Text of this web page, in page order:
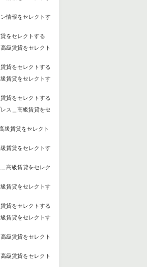
情報をセレクトす
をセレクトする
級賃貸をセレクト
貸をセレクトする
賃貸をセレクトす
貸をセレクトする
ス＿高級賃貸をセ
級賃貸をセレクト
賃貸をセレクトす
高級賃貸をセレク
賃貸をセレクトす
貸をセレクトする
賃貸をセレクトす
級賃貸をセレクト
級賃貸をセレクト